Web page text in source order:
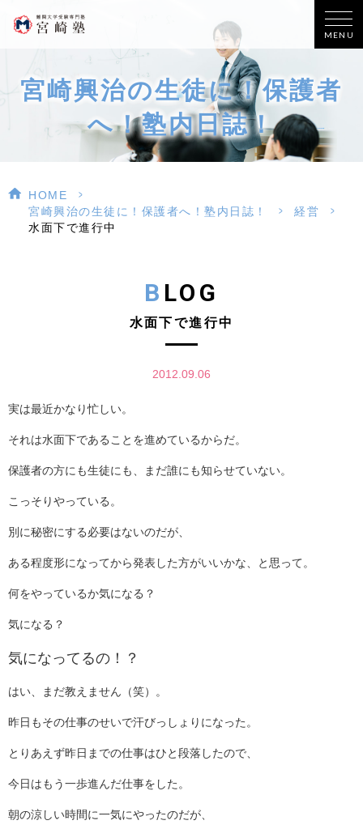
MENU
宮崎興治の生徒に！保護者
へ！塾内日誌！
HOME
>
宮崎興治の生徒に！保護者へ！塾内日誌！
> 経営
>
水面下で進行中
BLOG
水面下で進行中
2012.09.06
実は最近かなり忙しい。
それは水面下であることを進めているからだ。
保護者の方にも生徒にも、まだ誰にも知らせていない。
こっそりやっている。
別に秘密にする必要はないのだが、
ある程度形になってから発表した方がいいかな、と思って。
何をやっているか気になる？
気になる？
気になってるの！？
はい、まだ教えません（笑）。
昨日もその仕事のせいで汗びっしょりになった。
とりあえず昨日までの仕事はひと段落したので、
今日はもう一歩進んだ仕事をした。
朝の涼しい時間に一気にやったのだが、